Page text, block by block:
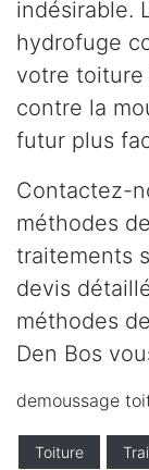
indésirable.
hydrofuge
votre toiture
contre la
futur plus
Contactez-
méthodes
traitements
devis
méthodes
Den Bos
demoussage
Toiture